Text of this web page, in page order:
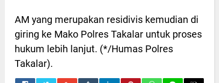
AM yang merupakan residivis kemudian di
giring ke Mako Polres Takalar untuk proses
hukum lebih lanjut. (*/Humas Polres
Takalar).